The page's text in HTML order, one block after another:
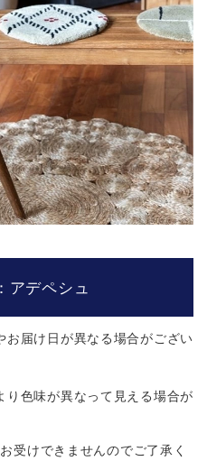
アデペシュ
届け日が異なる場合がござい
り色味が異なって見える場合が
受けできませんのでご了承く